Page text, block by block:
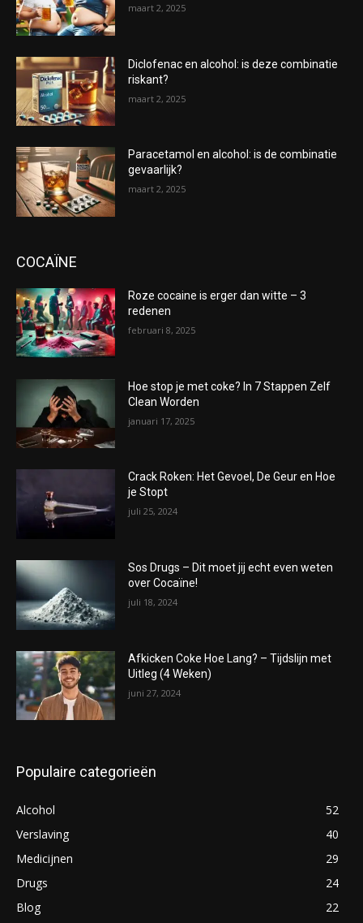
maart 2, 2025
Diclofenac en alcohol: is deze combinatie
riskant?
maart 2, 2025
Paracetamol en alcohol: is de combinatie
gevaarlijk?
maart 2, 2025
COCAÏNE
Roze cocaine is erger dan witte – 3
redenen
februari 8, 2025
Hoe stop je met coke? In 7 Stappen Zelf
Clean Worden
januari 17, 2025
Crack Roken: Het Gevoel, De Geur en Hoe
je Stopt
juli 25, 2024
Sos Drugs – Dit moet jij echt even weten
over Cocaïne!
juli 18, 2024
Afkicken Coke Hoe Lang? – Tijdslijn met
Uitleg (4 Weken)
juni 27, 2024
Populaire categorieën
Alcohol
52
Verslaving
40
Medicijnen
29
Drugs
24
Blog
22